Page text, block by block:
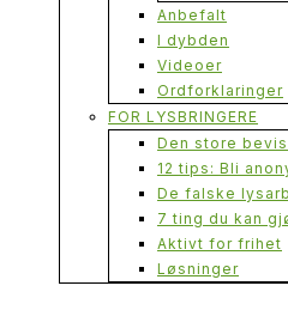
Anbefalt
I dybden
Videoer
Ordforklaringer
FOR LYSBRINGERE
Den store
12 tips: Bli
De falske
7 ting du kan
Aktivt for frihet
Løsninger